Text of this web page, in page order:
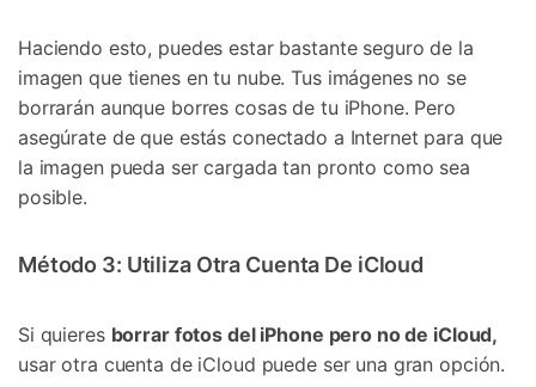
Haciendo esto, puedes estar bastante seguro de la
imagen que tienes en tu nube. Tus imágenes no se
borrarán aunque borres cosas de tu iPhone. Pero
asegúrate de que estás conectado a Internet para que
la imagen pueda ser cargada tan pronto como sea
posible.
Método 3: Utiliza Otra Cuenta De iCloud
Si quieres borrar fotos del iPhone pero no de iCloud,
usar otra cuenta de iCloud puede ser una gran opción.